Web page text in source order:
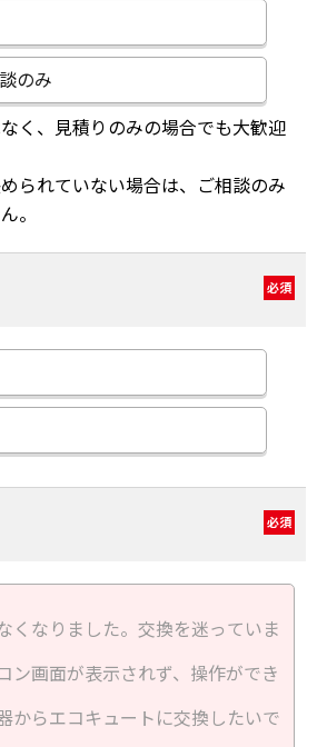
のみ
く、見積りのみの場合でも大歓迎
られていない場合は、ご相談のみ
。
必須
必須